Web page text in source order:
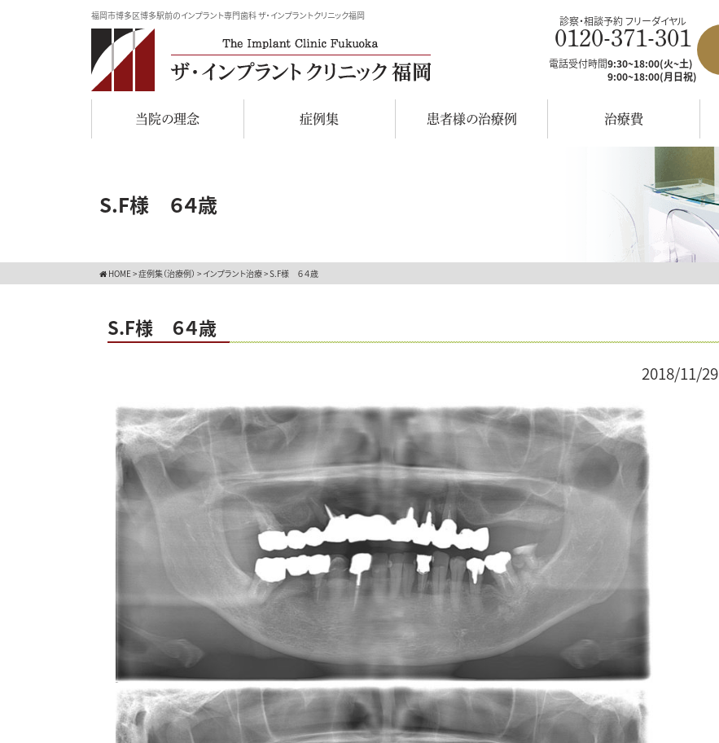
福岡市博多区博多駅前のインプラント専門歯科 ザ・インプラントクリニック福岡 診察・相談予約 フリーダイヤル
0120-371-301
電話受付時間9:30~18:00(火~土)
9:00~18:00(月日祝)
当院の理念 症例集 患者様の治療例 治療費
S.F様 ６４歳
HOME>症例集（治療例） > インプラント治療>S.F様 ６４歳
S.F様 ６４歳
2018/11/29